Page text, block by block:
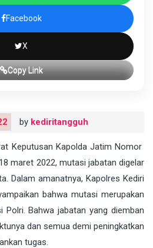
Facebook
X
Copy Link
by kediritangguh
Keputusan Kapolda Jatim Nomor
maret 2022, mutasi jabatan digelar
Dalam amanatnya, Kapolres Kediri
bahwa mutasi merupakan
Polri. Bahwa jabatan yang diemban
dan semua demi peningkatkan
tugas.